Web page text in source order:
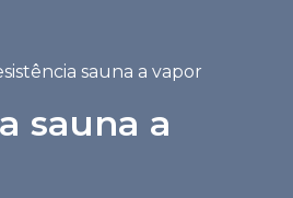
sauna a vapor
sauna a